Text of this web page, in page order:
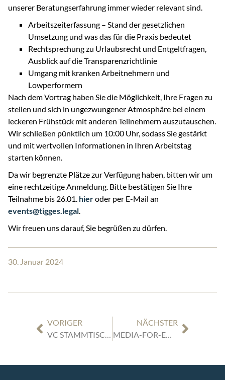
unserer Beratungserfahrung immer wieder relevant sind.
Arbeitszeiterfassung – Stand der gesetzlichen
Umsetzung und was das für die Praxis bedeutet
Rechtsprechung zu Urlaubsrecht und Entgeltfragen,
Ausblick auf die Transparenzrichtlinie
Umgang mit kranken Arbeitnehmern und
Lowperformern
Nach dem Vortrag haben Sie die Möglichkeit, Ihre Fragen zu
stellen und sich in ungezwungener Atmosphäre bei einem
leckeren Frühstück mit anderen Teilnehmern auszutauschen.
Wir schließen pünktlich um 10:00 Uhr, sodass Sie gestärkt
und mit wertvollen Informationen in Ihren Arbeitstag
starten können.
Da wir begrenzte Plätze zur Verfügung haben, bitten wir um
eine rechtzeitige Anmeldung. Bitte bestätigen Sie Ihre
Teilnahme bis 26.01. hieroder per E-Mail an
events@tigges.legal
Wir freuen uns darauf, Sie begrüßen zu dürfen.
30. Januar 2024
VORIGER
NÄCHSTER
MEDIA-FOR-EQUITY: ERFOLGREICHE MARKETINGFINANZIERUNG FÜR STARTUPS?